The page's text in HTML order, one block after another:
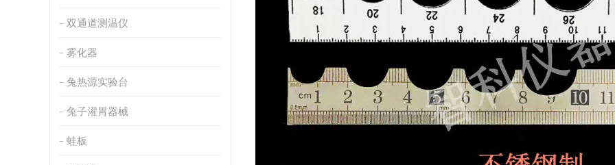
双通道测温仪
雾化器
兔热源实验台
兔子灌胃器械
蛙板